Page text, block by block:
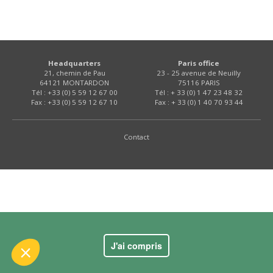
Headquarters
21, chemin de Pau
64121 MONTARDON
Tél : +33 (0) 5 59 12 67 00
Fax : +33 (0) 5 59 12 67 10
Paris office
23 - 25 avenue de Neuilly
75116 PARIS
Tél : + 33 (0) 1 47 23 48 32
Fax : + 33 (0) 1 40 70 93 44
Contact
J'ai compris
de ce site vous intéresse
par